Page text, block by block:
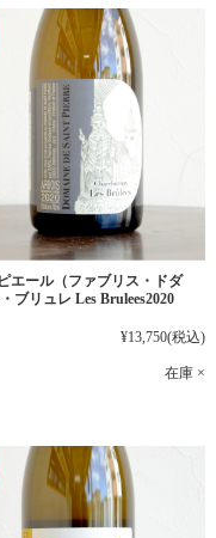
エール（ファブリス・ドダ
ブリュレ Les Brulees2020
¥13,750(税込)
在庫 ×